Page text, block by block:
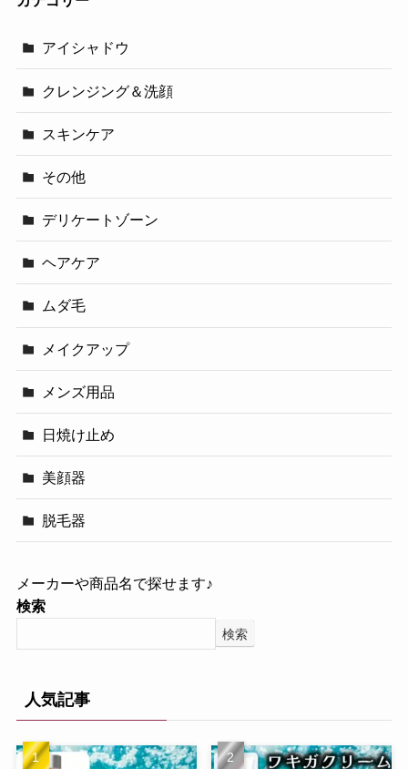
アイシャドウ
クレンジング＆洗顔
スキンケア
その他
デリケートゾーン
ヘアケア
ムダ毛
メイクアップ
メンズ用品
日焼け止め
美顔器
脱毛器
メーカーや商品名で探せます♪
検索
検索
人気記事